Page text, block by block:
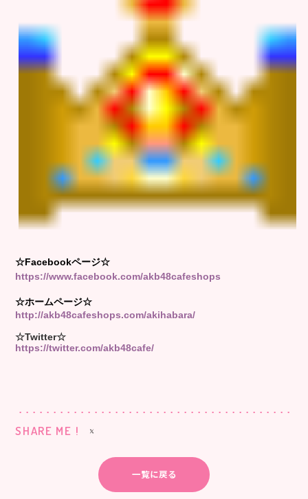
☆Facebookページ☆
https://www.facebook.com/akb48cafeshops
☆ホームページ☆
http://akb48cafeshops.com/akihabara/
☆Twitter☆
https://twitter.com/akb48cafe/
SHARE ME !
一覧に戻る